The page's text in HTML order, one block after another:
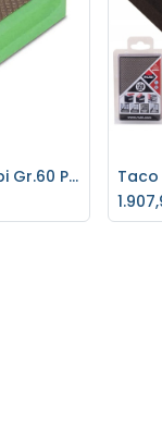
carrito
Taco Goma Rubi Gr.60 P/porcelanato 61974